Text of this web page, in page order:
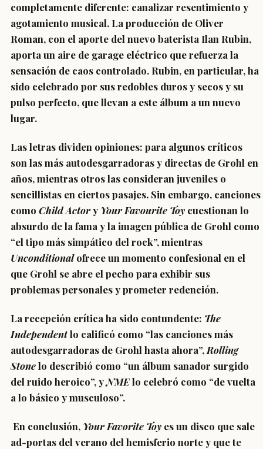
completamente diferente: canalizar resentimiento y
agotamiento musical. La producción de Oliver
Roman, con el aporte del nuevo baterista Ilan Rubin,
aporta un aire de garage eléctrico que refuerza la
sensación de caos controlado. Rubin, en particular, ha
sido celebrado por sus redobles duros y secos y su
pulso perfecto, que llevan a este álbum a un nuevo
lugar.
Las letras dividen opiniones: para algunos críticos
son las más autodesgarradoras y directas de Grohl en
años, mientras otros las consideran juveniles o
sencillistas en ciertos pasajes. Sin embargo, canciones
como Child Actory Your Favourite Toy cuestionan lo
absurdo de la fama y la imagen pública de Grohl como
“el tipo más simpático del rock”, mientras
Unconditionalofrece un momento confesional en el
que Grohl se abre el pecho para exhibir sus
problemas personales y prometer redención.
La recepción crítica ha sido contundente: The
Independentlo calificó como “las canciones más
autodesgarradoras de Grohl hasta ahora”, Rolling
Stonelo describió como “un álbum sanador surgido
del ruido heroico”, yNMElo celebró como “de vuelta
a lo básico y musculoso”.
En conclusión, Your Favorite Toy es un disco que sale
ad-portas del verano del hemisferio norte y que te